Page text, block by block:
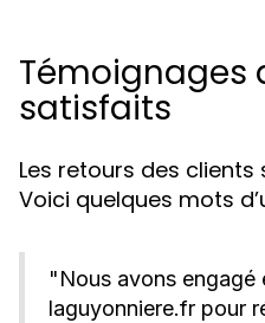
Témoignages
satisfaits
Les retours des
Voici quelques mots
"Nous avons
laguyonniere.fr pour